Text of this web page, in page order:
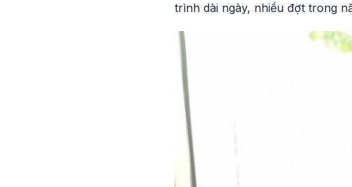
trình dài ngày, nhiều đợt trong